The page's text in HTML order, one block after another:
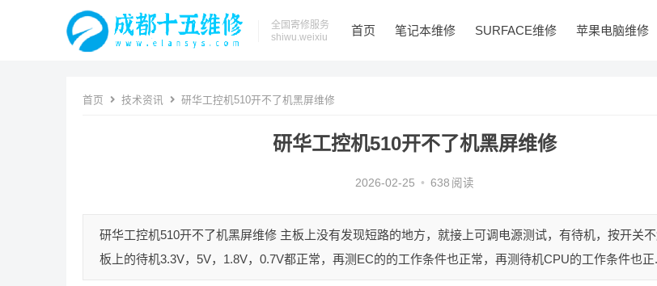
全国寄修服务
shiwu.weixiu
首页 笔记本维修 SURFACE维修 苹果电脑维修
首页 技术资讯 研华工控机510开不了机黑屏维修
研华工控机510开不了机黑屏维修
2026-02-25 • 638 阅读
研华工控机510开不了机黑屏维修 主板上没有发现短路的地方，就接上可调电源测试，有待机，按开关
板上的待机3.3V，5V，1.8V，0.7V都正常，再测EC的的工作条件也正常，再测待机CPU的工作条件也正